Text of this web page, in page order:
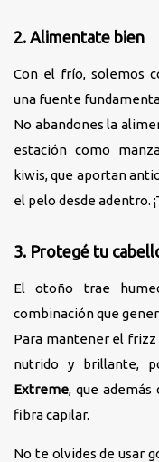
2. Alimentate bien
Con el frío, solemos
una fuente
No abandones la
estación como
kiwis, que aportan
el pelo desde adentro.
3. Protegé tu
El otoño trae
combinación que
Para mantener el frizz
nutrido y brillante,
Extreme, que
fibra capilar.
No te olvides de usar